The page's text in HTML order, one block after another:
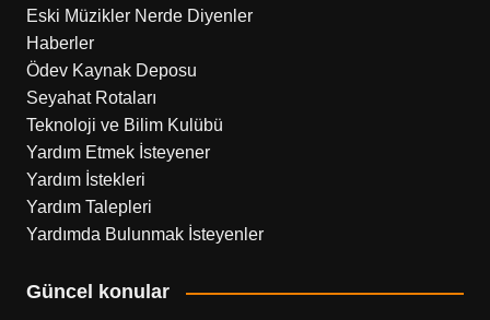
Eski Müzikler Nerde Diyenler
Haberler
Ödev Kaynak Deposu
Seyahat Rotaları
Teknoloji ve Bilim Kulübü
Yardım Etmek İsteyener
Yardım İstekleri
Yardım Talepleri
Yardımda Bulunmak İsteyenler
Güncel konular